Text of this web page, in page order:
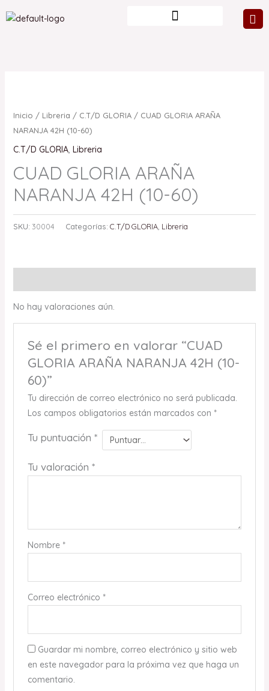
al
Inicio / Libreria / C.T/D GLORIA/ CUAD GLORIA ARAÑA
NARANJA 42H (10-60)
C.T/D GLORIA, Libreria
CUAD GLORIA ARAÑA
NARANJA 42H (10-60)
SKU: 30004 Categorías: C.T/D GLORIA, Libreria
No hay valoraciones aún.
Sé el primero en valorar “CUAD
GLORIA ARAÑA NARANJA 42H (10-
60)”
Tu dirección de correo electrónico no será publicada.
Los campos obligatorios están marcados con *
Tu puntuación *
Tu valoración *
Nombre *
Correo electrónico *
Guardar mi nombre, correo electrónico y sitio web
en este navegador para la próxima vez que haga un
comentario.